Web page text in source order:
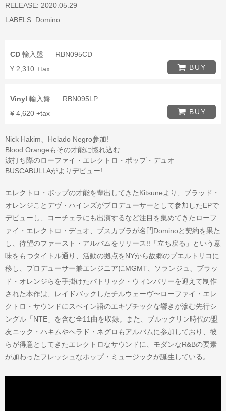
RELEASE: 2020.05.29
LABELS: Domino
CD 輸入盤
RBN095CD
¥ 2,310 +tax
BUY
Vinyl 輸入盤
RBN095LP
¥ 4,620 +tax
BUY
Nick Hakim、Helado Negro参加!
Blood Orangeもその才能に惚れ込む
波打ち際のローファイ・エレクトロ・ポップ・デュオ
BUSCABULLAがよりデビュー!
エレクトロ・ポップの才能を輩出してきたKitsuneより、ブラッド・
オレンジことデヴ・ハインズがプロデューサーとして参加したEPで
デビューし、コーチェラにも出演するなど注目を集めてきたローフ
ァイ・エレクトロ・デュオ、ブスカブラが名門Dominoと契約を果た
し、待望のファースト・アルバムをリリース!!「立ち戻る」という意
味をもつタイトル通り、活動の拠点をNYから故郷のプエルトリコに
移し、プロデューサー兼エンジニアにMGMT、ソランジュ、ブラッ
ド・オレンジらを手掛けたパトリック・ウィンバリーを迎えて制作
された本作は、レイドバックしたチルウェーヴ〜ローファイ・エレ
クトロ・サウンドにスペイン語のエキゾチックな響きが滲む先行シ
ングル「NTE」を含む全11曲を収録。また、ブルックリン時代の盟
友ニック・ハキムやヘラド・ネグロもアルバムに参加しており、彼
らが得意としてきたエレクトロなサウンドに、モダンなR&Bの要素
が加わったフレッシュなポップ・ミュージックが誕生している。